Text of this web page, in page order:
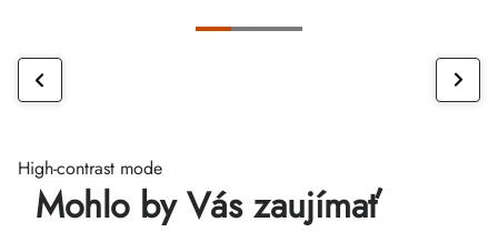
High-contrast mode
Mohlo by Vás zaujímať